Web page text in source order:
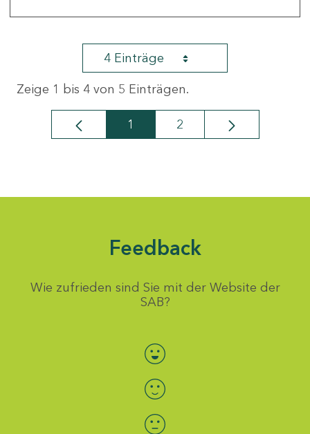
4 Einträge
Zeige 1 bis 4 von 5 Einträgen.
Seite
1 Seite
2
Feedback
Wie zufrieden sind Sie mit der Website der
SAB?
Bewertung auswählen